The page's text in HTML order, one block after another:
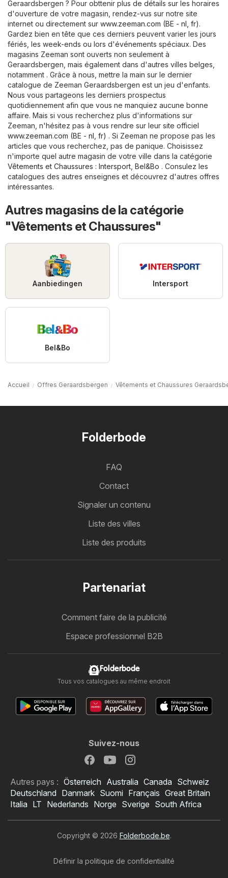
Geraardsbergen ? Pour obttenir plus de détails sur les horaires
d'ouverture de votre magasin, rendez-vus sur notre site
internet ou directement sur www.zeeman.com (BE - nl, fr).
Gardez bien en tête que ces derniers peuvent varier les jours
fériés, les week-ends ou lors d'événements spéciaux. Des
magasins Zeeman sont ouverts non seulement à
Geraardsbergen, mais également dans d'autres villes belges,
notamment . Grâce à nous, mettre la main sur le dernier
catalogue de Zeeman Geraardsbergen est un jeu d'enfants.
Nous vous partageons les derniers prospectus
quotidiennement afin que vous ne manquiez aucune bonne
affaire. Mais si vous recherchez plus d'informations sur
Zeeman, n'hésitez pas à vous rendre sur leur site officiel
www.zeeman.com (BE - nl, fr) . Si Zeeman ne propose pas les
articles que vous recherchez, pas de panique. Choisissez
n'importe quel autre magasin de votre ville dans la catégorie
Vêtements et Chaussures : Intersport Bel&Bo . Consulez les
catalogues des autres enseignes et découvrez d'autres offres
intéressantes.
Autres magasins de la catégorie
"Vêtements et Chaussures"
Aanbiedingen Intersport
Bel&Bo
Accueil Offres Geraardsbergen Vêtements et Chaussures
Folderbode
FAQ
Contact
Signaler un contenu
Liste des villes
Liste des produits
Partenariat
Comment faire de la publicité
Espace professionnel B2B
Folderbode
Tous vos catalogues au même endroit
Suivez-nous
Autres pays : Österreich Australia Canada Schweiz
Deutschland Danmark Suomi Français Great Britain
Italia LT Nederlands Norge Sverige South Africa
Copyright © 2026 Folderbode.be.
Définir la politique de confidentialité